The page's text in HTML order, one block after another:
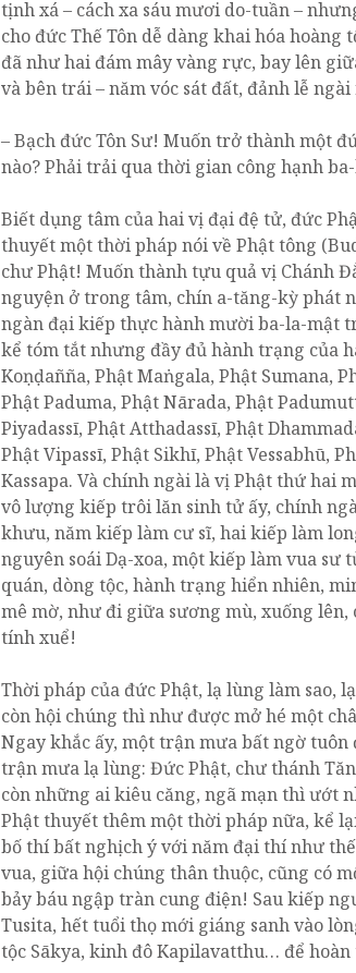
tịnh xá – cách xa sáu mươi do-tuần –
cho đức Thế Tôn dễ dàng khai hóa
đã như hai đám mây vàng rực, bay lên
và bên trái – năm vóc sát đất, đảnh lễ
– Bạch đức Tôn Sư! Muốn trở thành một
nào? Phải trải qua thời gian công hạnh
Biết dụng tâm của hai vị đại đệ tử, đức
thuyết một thời pháp nói về Phật tông
chư Phật! Muốn thành tựu quả vị Chánh
nguyện ở trong tâm, chín a-tăng-kỳ phát
ngàn đại kiếp thực hành mười ba-la-mật
kể tóm tắt nhưng đầy đủ hành trạng của
Koṇḍañña, Phật Maṅgala, Phật Sumana,
Phật Paduma, Phật Nārada, Phật
Piyadassī, Phật Atthadassī, Phật
Phật Vipassī, Phật Sikhī, Phật Vessabhū,
Kassapa. Và chính ngài là vị Phật thứ hai
vô lượng kiếp trôi lăn sinh tử ấy, chính
khưu, năm kiếp làm cư sĩ, hai kiếp làm
nguyên soái Dạ-xoa, một kiếp làm vua sư
quán, dòng tộc, hành trạng hiển nhiên,
mê mờ, như đi giữa sương mù, xuống
tính xuể!
Thời pháp của đức Phật, lạ lùng làm sao,
còn hội chúng thì như được mở hé một
Ngay khắc ấy, một trận mưa bất ngờ
trận mưa lạ lùng: Đức Phật, chư thánh
còn những ai kiêu căng, ngã mạn thì ướt
Phật thuyết thêm một thời pháp nữa, kể
bố thí bất nghịch ý với năm đại thí như
vua, giữa hội chúng thân thuộc, cũng có
bảy báu ngập tràn cung điện! Sau kiếp
Tusita, hết tuổi thọ mới giáng sanh vào
tộc Sākya, kinh đô Kapilavatthu… để